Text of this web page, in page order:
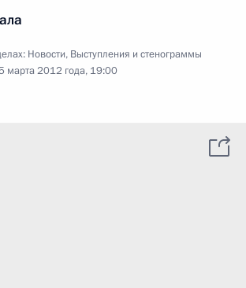
Новости, Выступления и стенограммы
марта 2012 года, 19:00